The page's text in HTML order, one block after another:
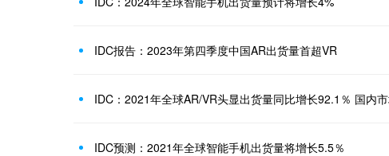
IDC报告：2023年第四季度中国AR出货量首超VR
IDC预测：2021年全球智能手机出货量将增长5.5％